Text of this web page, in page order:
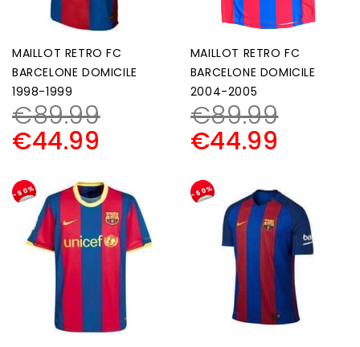
MAILLOT RETRO FC
BARCELONE DOMICILE
1998-1999
€89.99
€44.99
MAILLOT RETRO FC
BARCELONE DOMICILE
2004-2005
€89.99
€44.99
-50% -50%